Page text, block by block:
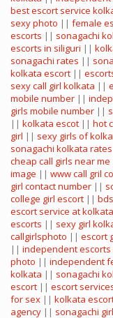
best escort service
sexy photo || female
escorts || sonagachi
escorts in siliguri ||
sonagachi rates ||
kolkata escort ||
sexy call girl kolkata ||
mobile number ||
girls mobile number ||
|| kolkata escot || hot
girl || sexy girls of
sonagachi kolkata rates
cheap call girls near me
image || www call gril
girl contact number ||
college girl escort ||
escort service at kolkata
escorts || sexy girl
callgirlsphoto || escort
|| independent escorts
photo || independent
kolkata || sonagachi
escort || escort
for sex || kolkata
agency || sonagachi